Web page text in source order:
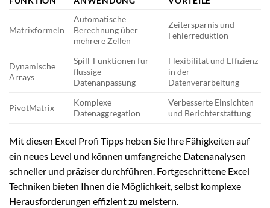
Matrixformeln
Automatische
Berechnung über
mehrere Zellen
Zeitersparnis und
Fehlerreduktion
Dynamische
Arrays
Spill-Funktionen für
flüssige
Datenanpassung
Flexibilität und Effizienz
in der
Datenverarbeitung
PivotMatrix
Komplexe
Datenaggregation
Verbesserte Einsichten
und Berichterstattung
Mit diesen Excel Profi Tipps heben Sie Ihre Fähigkeiten auf
ein neues Level und können umfangreiche Datenanalysen
schneller und präziser durchführen. Fortgeschrittene Excel
Techniken bieten Ihnen die Möglichkeit, selbst komplexe
Herausforderungen effizient zu meistern.